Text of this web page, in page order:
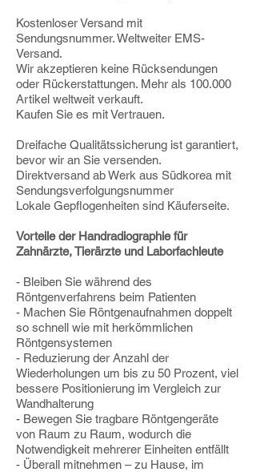
Kostenloser Versand mit
Sendungsnummer. Weltweiter EMS-
Versand.
Wir akzeptieren keine Rücksendungen
oder Rückerstattungen. Mehr als 100.000
Artikel weltweit verkauft.
Kaufen Sie es mit Vertrauen.
Dreifache Qualitätssicherung ist garantiert,
bevor wir an Sie versenden.
Direktversand ab Werk aus Südkorea mit
Sendungsverfolgungsnummer
Lokale Gepflogenheiten sind Käuferseite.
Vorteile der Handradiographie für
Zahnärzte, Tierärzte und Laborfachleute
- Bleiben Sie während des
Röntgenverfahrens beim Patienten
- Machen Sie Röntgenaufnahmen doppelt
so schnell wie mit herkömmlichen
Röntgensystemen
- Reduzierung der Anzahl der
Wiederholungen um bis zu 50 Prozent, viel
bessere Positionierung im Vergleich zur
Wandhalterung
- Bewegen Sie tragbare Röntgengeräte
von Raum zu Raum, wodurch die
Notwendigkeit mehrerer Einheiten entfällt
- Überall mitnehmen – zu Hause, im